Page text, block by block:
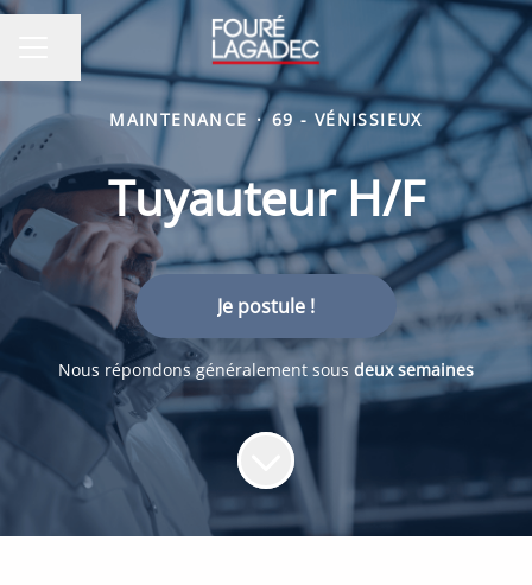
MENU CARRIÈRE
Partager la page
MAINTENANCE · 69 - VÉNISSIEUX
Tuyauteur H/F
Je postule !
Nous répondons généralement sous deux semaines